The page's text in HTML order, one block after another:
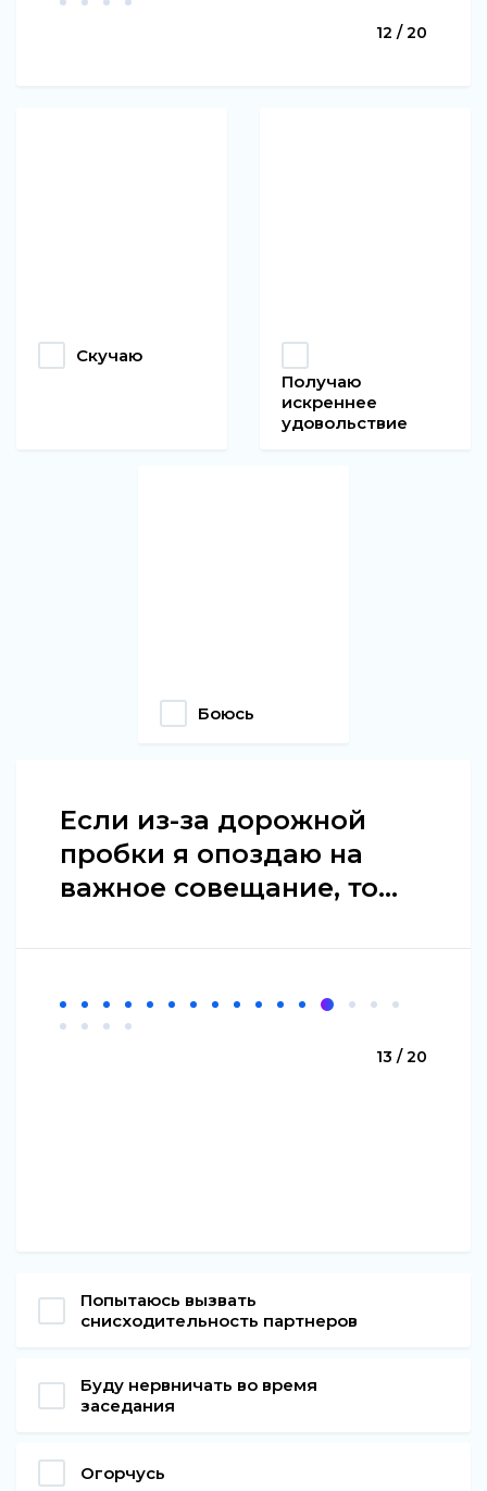
12 / 20
Скучаю
Получаю
искреннее
удовольствие
Боюсь
Если из-за дорожной
пробки я опоздаю на
важное совещание, то...
13 / 20
Попытаюсь вызвать
снисходительность партнеров
Буду нервничать во время
заседания
Огорчусь